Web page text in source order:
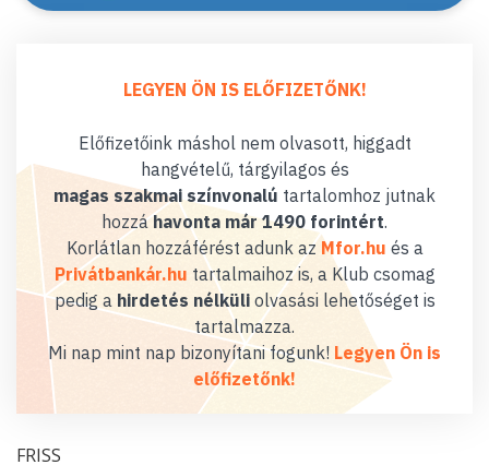
LEGYEN ÖN IS ELŐFIZETŐNK!
Előfizetőink máshol nem olvasott, higgadt
hangvételű, tárgyilagos és
magas szakmai színvonalú tartalomhoz jutnak
hozzáhavonta már 1490 forintért.
Korlátlan hozzáférést adunk az Mfor.hu és a
Privátbankár.hu tartalmaihoz is, a Klub csomag
pedig a hirdetés nélküliolvasási lehetőséget is
tartalmazza.
Mi nap mint nap bizonyítani fogunk! Legyen Ön is
előfizetőnk!
FRISS